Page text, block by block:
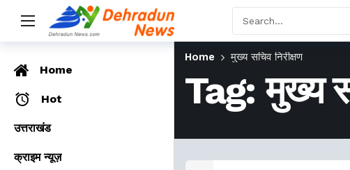
Home मुख्य सचिव निरीक्षण
Tag:मुख्य
Home
Hot
उत्तराखंड
क्राइम न्यूज़